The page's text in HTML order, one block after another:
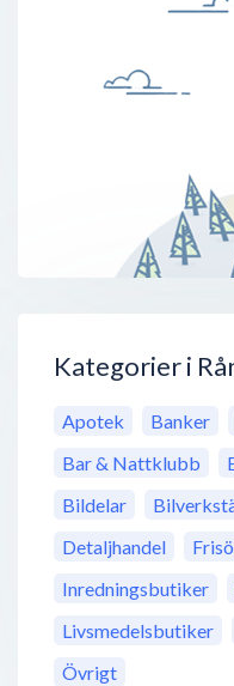
Kategorier i
Apotek Banker
Bar & Nattklubb
Bildelar
Detaljhandel
Inredningsbutiker
Livsmedelsbutiker
Övrigt